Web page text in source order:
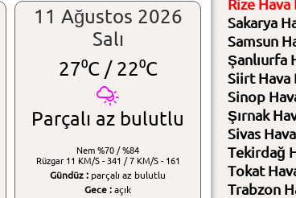
11 Ağustos 2026
Salı
27⁰C /22⁰C
Parçalı az bulutlu
Nem %70 / %84
Rüzgar 11 KM/S - 341 / 7 KM/S - 161
Gündüz : parçalı az bulutlu
Gece : açık
12
Hafif
Nem
Rüzgar 7 KM/S
Gündüz :
Rize
Sakarya
Samsun
Şanlıurfa
Siirt Hava
Sinop
Şırnak
Sivas
Tekirdağ
Tokat
Trabzon